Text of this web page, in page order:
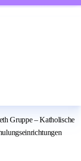
Gruppe – Katholische